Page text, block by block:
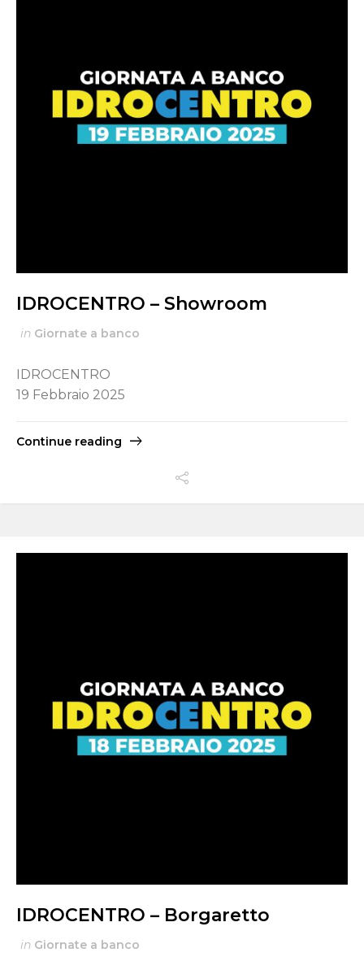
IDROCENTRO – Showroom
in Giornate a banco
IDROCENTRO
19 Febbraio 2025
Continue reading
IDROCENTRO – Borgaretto
in Giornate a banco